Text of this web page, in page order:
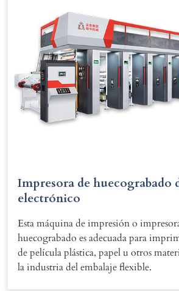
Impresora de huecograbado
electrónico
Esta máquina de impresión o
huecograbado es adecuada para
de película plástica, papel u otros
la industria del embalaje flexible.